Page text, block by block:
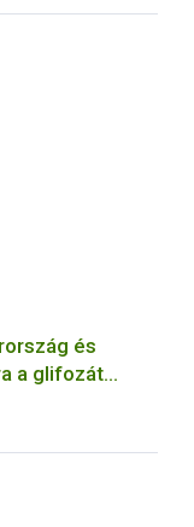
és
a glifozát